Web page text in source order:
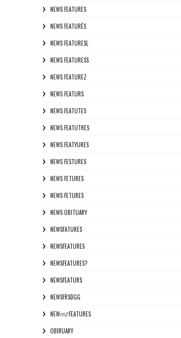
NEWS FEATURES
NEWS FEATURÈS
NEWS FEATURESL
NEWS FEATURESS
NEWS FEATUREZ
NEWS FEATURS
NEWS FEATUTES
NEWS FEATUTRES
NEWS FEATYURES
NEWS FESTURES
NEWS FETURES
NEWS FETURES
NEWS OBITUARY
NEWSFATURES
NEWSFEATURES
NEWSFEATURES?
NEWSFEATURS
NEWSFRSDGG
NEWസ് FEATURES
OBIRUARY